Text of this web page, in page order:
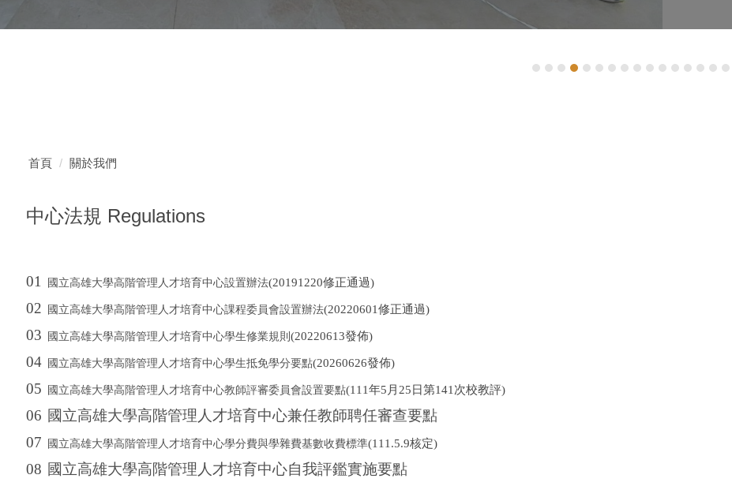
首頁 關於我們
中心法規 Regulations
01 國立高雄大學高階管理人才培育中心設置辦法(20191220修正通過)
02 國立高雄大學高階管理人才培育中心課程委員會設置辦法(20220601修正通過)
03 國立高雄大學高階管理人才培育中心學生修業規則 (20220613發佈)
04 國立高雄大學高階管理人才培育中心學生抵免學分要點(20260626發佈)
05 國立高雄大學高階管理人才培育中心教師評審委員會設置要點(111年5月25日第141次校教評)
06 國立高雄大學高階管理人才培育中心兼任教師聘任審查要點
07
國立高雄大學高階管理人才培育中心學分費與學雜費基數收費標準(111.5.9核定)
08 國立高雄大學高階管理人才培育中心自我評鑑實施要點